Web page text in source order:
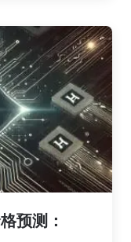
预测：